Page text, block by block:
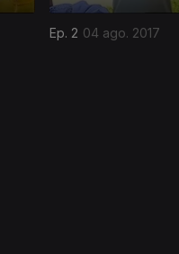
Ep. 2 04 ago. 2017